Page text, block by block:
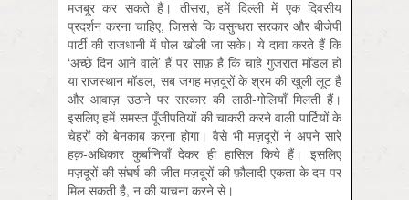
मजबूर कर सकते हैं। तीसरा, हमें दिल्ली में एक दिवसीय
प्रदर्शन करना चाहिए, जिससे कि वसुन्धरा सरकार और बीजेपी
पार्टी की राजधानी में पोल खोली जा सके। ये दावा करते हैं कि
‘अच्छे दिन आने वाले’ हैं पर साफ़ है कि चाहे गुजरात मॉडल हो
या राजस्थान मॉडल, सब जगह मज़दूरों के श्रम की खुली लूट है
और आवाज़ उठाने पर सरकार की लाठी-गोलियाँ मिलती हैं।
इसलिए हमें समस्त पूँजीपतियों की चाकरी करने वाली पार्टियों के
चेहरों को बेनकाब करना होगा। वैसे भी मज़दूरों ने अपने सारे
हक़-अधिकार कुर्बानियाँ देकर ही हासिल किये हैं। इसलिए
मज़दूरों की संघर्ष की जीत मज़दूरों की फ़ौलादी एकता के दम पर
मिल सकती है, न की याचना करने से।